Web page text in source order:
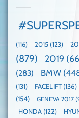
(116) 2015 (123)
(879)
2019
(283)
BMW
(131)
FACELIFT (136)
(154)
GENEVA 2017
HONDA (122)